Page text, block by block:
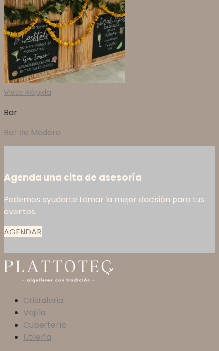
Vista Rápida
Bar
Bar de Madera
Agenda una cita de asesoría
Podemos ayudarte tomar la mejor decisión para tus
eventos.
AGENDAR
Cristaleria
Vajilla
Cubertería
Utilería